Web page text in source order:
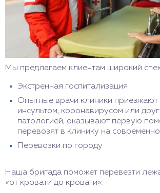
Мы предлагаем клиентам широкий
Экстренная госпитализация
Опытные врачи клиники приезжают
инсультом, коронавирусом или
патологией, оказывают первую
перевозят в клинику на
Перевозки по городу
Наша бригада поможет перевезти
«от кровати до кровати»: